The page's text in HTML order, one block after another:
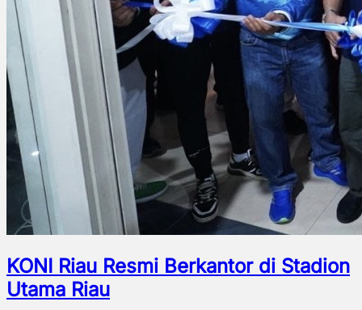
KONI Riau Resmi Berkantor di Stadion
Utama Riau